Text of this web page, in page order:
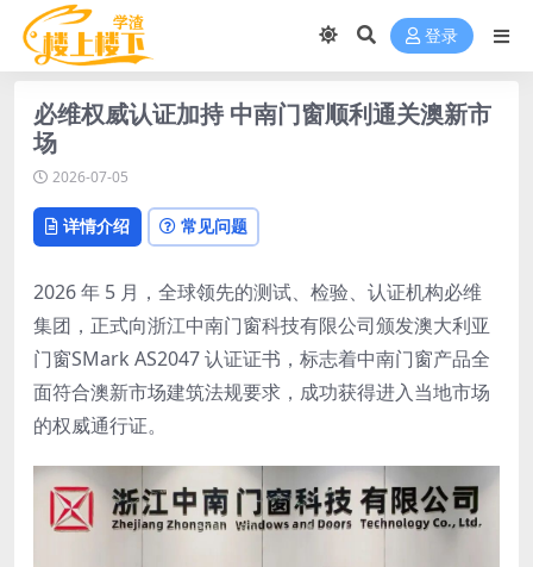
登录
必维权威认证加持 中南门窗顺利通关澳新市
场
2026-07-05
详情介绍 常见问题
2026 年 5 月，全球领先的测试、检验、认证机构必维
集团，正式向浙江中南门窗科技有限公司颁发澳大利亚
门窗SMark AS2047 认证证书，标志着中南门窗产品全
面符合澳新市场建筑法规要求，成功获得进入当地市场
的权威通行证。